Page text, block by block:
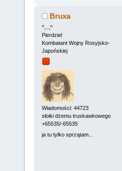
Bruxa
^,..,^
Pierdziel
Kombatant Wojny Rosyjsko-
Japońskiej
Wiadomości: 44723
słoiki dżemu truskawkowego
+65535/-65535
ja tu tylko sprzątam...